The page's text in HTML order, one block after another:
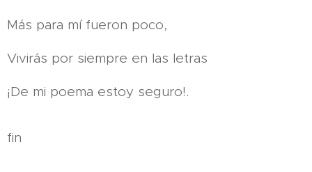
Más para mí fueron poco,
Vivirás por siempre en las letras
¡De mi poema estoy seguro!.
fin